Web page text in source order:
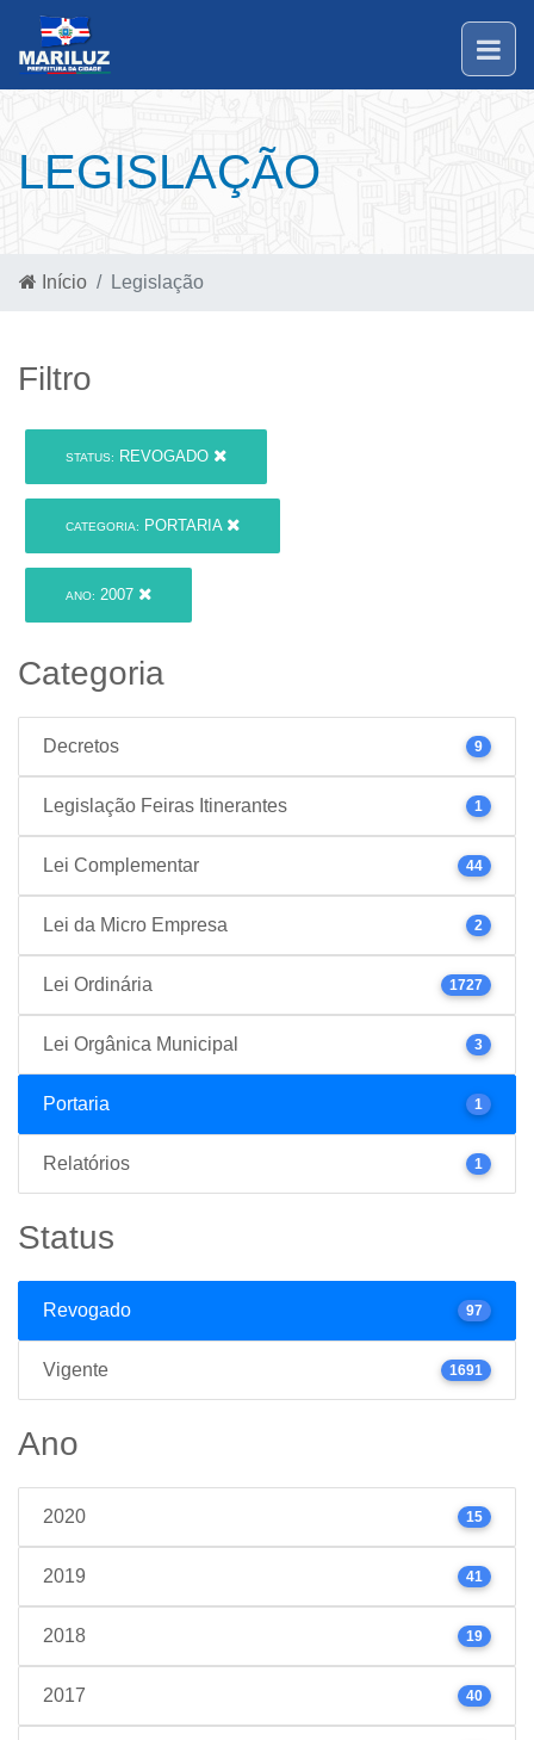
LEGISLAÇÃO
Início Legislação
Filtro
STATUS: REVOGADO
CATEGORIA: PORTARIA
ANO: 2007
Categoria
Decretos 9
Legislação Feiras Itinerantes 1
Lei Complementar 44
Lei da Micro Empresa 2
Lei Ordinária 1727
Lei Orgânica Municipal 3
Portaria 1
Relatórios 1
Status
Revogado 97
Vigente 1691
Ano
2020 15
2019 41
2018 19
2017 40